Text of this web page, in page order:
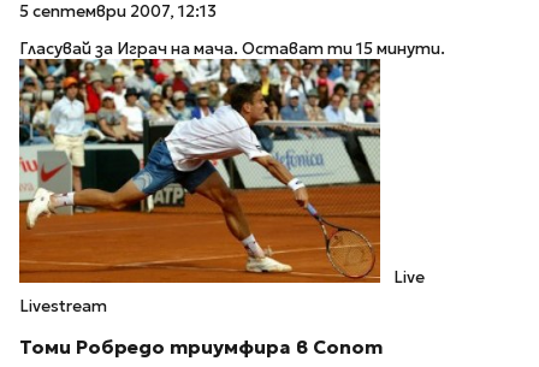
5 септември 2007, 12:13
Гласувай за Играч на мача. Остават ти 15 минути.
Live
Livestream
Томи Робредо триумфира в Сопот